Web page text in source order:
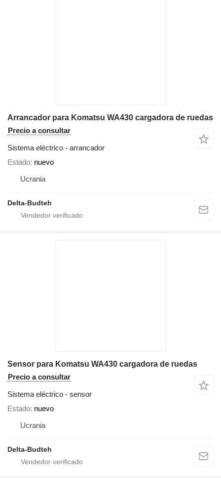
Arrancador para Komatsu WA430 cargadora de ruedas
Precio a consultar
Sistema eléctrico - arrancador
Estado nuevo
Ucrania
Delta-Budteh
Sensor para Komatsu WA430 cargadora de ruedas
Precio a consultar
Sistema eléctrico - sensor
Estado nuevo
Ucrania
Delta-Budteh